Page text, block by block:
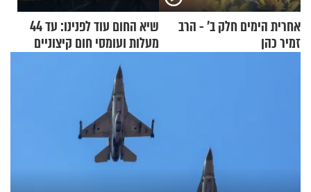
אחרית הימים חלק ב’ - הרב
זמיר כהן
שיא החום עוד לפנינו: עד 44
מעלות ועומסי חום קיצוניים